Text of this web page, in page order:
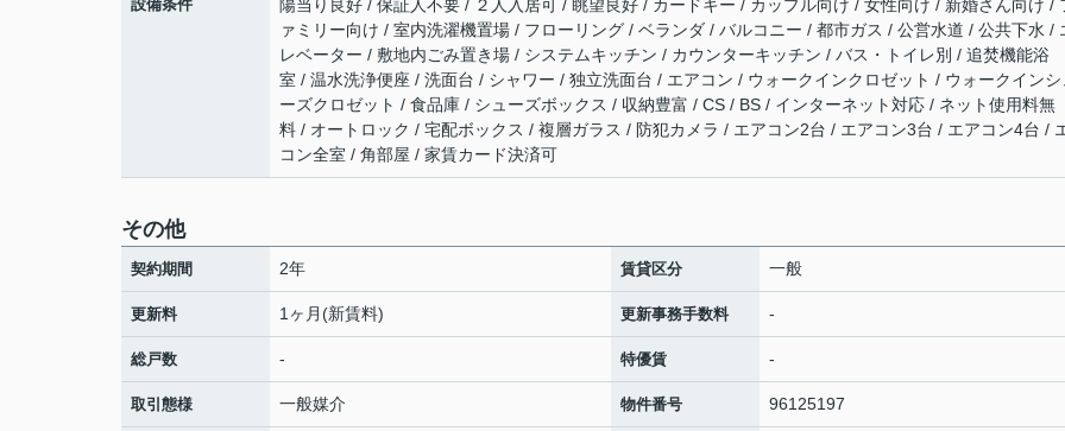
設備条件
陽当り良好 / 保証人不要 / ２人入居可 / 眺望良好 / カードキー / カップル向け / 女性向け / 新婚さん向け /
ァミリー向け / 室内洗濯機置場 / フローリング / ベランダ / バルコニー / 都市ガス / 公営水道 / 公共下水 /
レベーター / 敷地内ごみ置き場 / システムキッチン / カウンターキッチン / バス・トイレ別 / 追焚機能浴
室 / 温水洗浄便座 / 洗面台 / シャワー / 独立洗面台 / エアコン / ウォークインクロゼット / ウォークインシ
ーズクロゼット / 食品庫 / シューズボックス / 収納豊富 / CS / BS / インターネット対応 / ネット使用料無
料 / オートロック / 宅配ボックス / 複層ガラス / 防犯カメラ / エアコン2台 / エアコン3台 / エアコン4台 /
コン全室 / 角部屋 / 家賃カード決済可
その他
契約期間 2年 賃貸区分 一般
更新料 1ヶ月(新賃料) 更新事務手数料 -
総戸数 - 特優賃 -
取引態様 一般媒介 物件番号 96125197